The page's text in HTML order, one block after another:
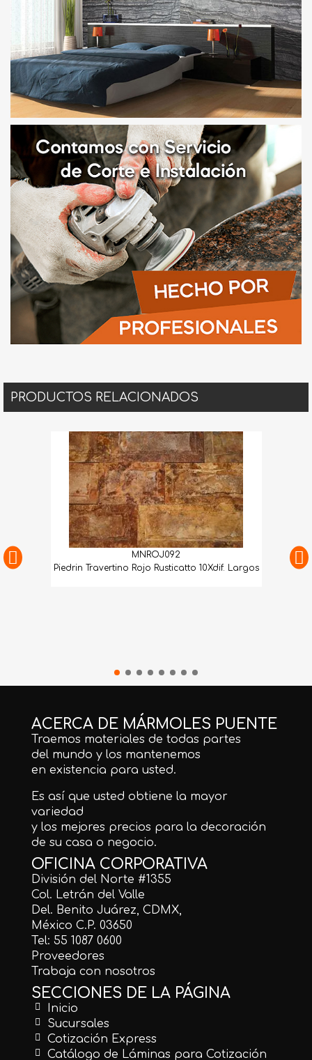
PRODUCTOS RELACIONADOS
MNROJ092
Piedrin Travertino Rojo Rusticatto 10Xdif. Largos
ACERCA DE MÁRMOLES PUENTE
Traemos materiales de todas partes
del mundo y los mantenemos
en existencia para usted.
Es así que usted obtiene la mayor
variedad
y los mejores precios para la decoración
de su casa o negocio.
OFICINA CORPORATIVA
División del Norte #1355
Col. Letrán del Valle
Del. Benito Juárez, CDMX,
México C.P. 03650
Tel: 55 1087 0600
Proveedores
Trabaja con nosotros
SECCIONES DE LA PÁGINA
Inicio
Sucursales
Cotización Express
Catálogo de Láminas para Cotización